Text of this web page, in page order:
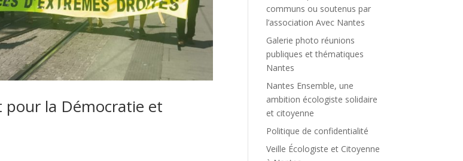
pour la Démocratie et
communs ou soutenus par
l’association Avec Nantes
Galerie photo réunions
publiques et thématiques
Nantes
Nantes Ensemble, une
ambition écologiste solidaire
et citoyenne
Politique de confidentialité
Veille Écologiste et Citoyenne